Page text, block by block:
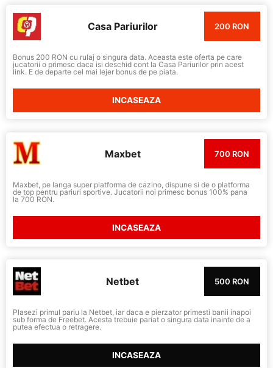
Casa Pariurilor 200 RON
Bonus 200 RON cu rulaj o singura data. Aceasta este oferta pe care
jucatorii o primesc daca isi deschid cont la Casa Pariurilor prin acest
link. E de departe cel mai lejer bonus de pe piata.
INCASEAZA
Maxbet 700 RON
Maxbet, pe langa super platforma de cazino, dispune si de o platforma
de top pentru pariuri sportive. Jucatorii noi primesc bonus 100% pana
la 700 RON.
INCASEAZA
Netbet 500 RON
Plasezi primul pariu la Netbet, iar daca e pierzator primesti banii inapoi
sub forma de Freebet. Acesta trebuie pariat o singura data inainte de a
putea efectua o retragere.
INCASEAZA